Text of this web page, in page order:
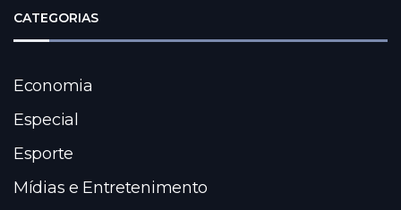
CATEGORIAS
Economia
Especial
Esporte
Mídias e Entretenimento